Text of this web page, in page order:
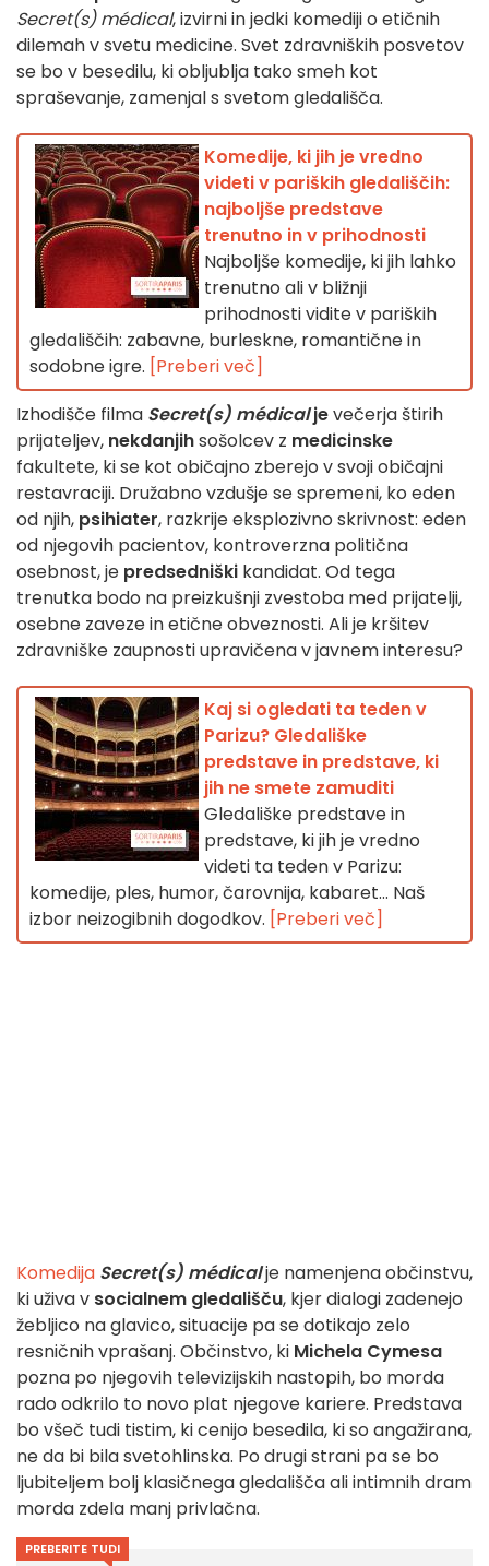
Secret(s) médical, izvirni in jedki komediji o etičnih
dilemah v svetu medicine. Svet zdravniških posvetov
se bo v besedilu, ki obljublja tako smeh kot
spraševanje, zamenjal s svetom gledališča.
Komedije, ki jih je vredno
videti v pariških gledališčih:
najboljše predstave
trenutno in v prihodnosti
Najboljše komedije, ki jih lahko
trenutno ali v bližnji
prihodnosti vidite v pariških
gledališčih: zabavne, burleskne, romantične in
sodobne igre. [Preberi več]
Izhodišče filma Secret(s) médicaljevečerja štirih
prijateljev, nekdanjihsošolcev z medicinske
fakultete, ki se kot običajno zberejo v svoji običajni
restavraciji. Družabno vzdušje se spremeni, ko eden
od njih, psihiater, razkrije eksplozivno skrivnost: eden
od njegovih pacientov, kontroverzna politična
osebnost, je predsedniški kandidat. Od tega
trenutka bodo na preizkušnji zvestoba med prijatelji,
osebne zaveze in etične obveznosti. Ali je kršitev
zdravniške zaupnosti upravičena v javnem interesu?
Kaj si ogledati ta teden v
Parizu? Gledališke
predstave in predstave, ki
jih ne smete zamuditi
Gledališke predstave in
predstave, ki jih je vredno
videti ta teden v Parizu:
komedije, ples, humor, čarovnija, kabaret... Naš
izbor neizogibnih dogodkov. [Preberi več]
Komedija Secret(s) médicalje namenjena občinstvu,
ki uživa v socialnem gledališču, kjer dialogi zadenejo
žebljico na glavico, situacije pa se dotikajo zelo
resničnih vprašanj. Občinstvo, ki Michela Cymesa
pozna po njegovih televizijskih nastopih, bo morda
rado odkrilo to novo plat njegove kariere. Predstava
bo všeč tudi tistim, ki cenijo besedila, ki so angažirana,
ne da bi bila svetohlinska. Po drugi strani pa se bo
ljubiteljem bolj klasičnega gledališča ali intimnih dram
morda zdela manj privlačna.
PREBERITE TUDI